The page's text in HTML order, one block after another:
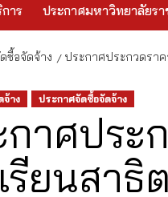
าร ประกาศมหาวิทยาลัยร
ซื้อจัดจ้าง ประกาศประกวดราค
จ้าง ประกาศจัดซื้อจัดจ้าง
าศประ
รียนสา